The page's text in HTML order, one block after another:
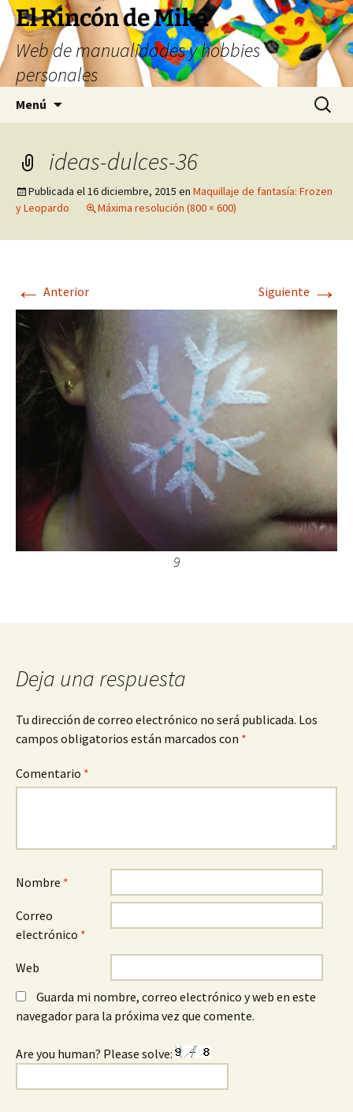
Saltar
contenido
El Rincón de Mika
Web de manualidades y hobbies
personales
Menú Buscar:
ideas-dulces-36
Publicada el16 diciembre, 2015 en Maquillaje de fantasía: Frozen
y Leopardo
Máxima resolución (800 × 600)
← Anterior Siguiente →
9
Deja una respuesta
Tu dirección de correo electrónico no será publicada. Los
campos obligatorios están marcados con *
Comentario *
Nombre *
Correo
electrónico *
Web
Guarda mi nombre, correo electrónico y web en este
navegador para la próxima vez que comente.
Are you human? Please solve: